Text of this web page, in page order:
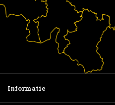
Informatie